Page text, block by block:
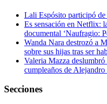
Lali Espósito participó
Es sensación en Netflix:
documental ‘Naufragio:
Wanda Nara destrozó a
sobre sus hijas tras ser
Valeria Mazza
cumpleaños de
Secciones